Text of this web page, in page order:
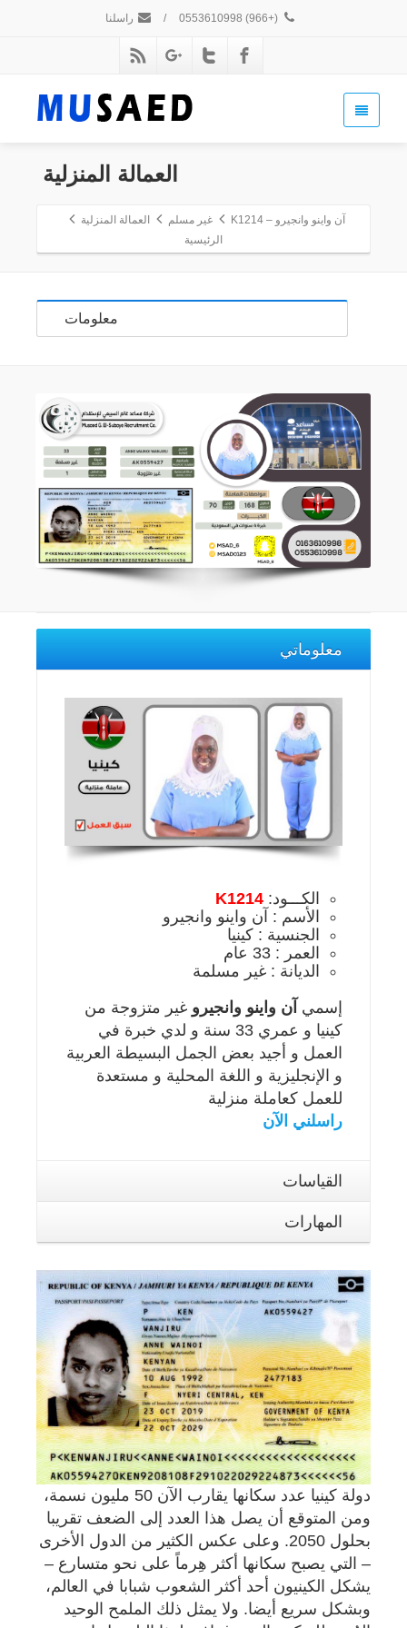
(+966) 0553610998
/ راسلنا
العمالة المنزلية
آن واينو وانجيرو – K1214 غير مسلم
العمالة المنزلية
الرئيسية
معلومات
معلوماتي
الكـــود: K1214
الأسم : آن واينو وانجيرو
الجنسية : كينيا
العمر : 33 عام
الديانة : غير مسلمة
إسمي آن واينو وانجيرو غير متزوجة من
كينيا و عمري 33 سنة و لدي خبرة في
العمل و أجيد بعض الجمل البسيطة العربية
و الإنجليزية و اللغة المحلية و مستعدة
للعمل كعاملة منزلية
راسلني الآن
القياسات
المهارات
دولة كينيا عدد سكانها يقارب الآن 50 مليون نسمة،
ومن المتوقع أن يصل هذا العدد إلى الضعف تقريبا
بحلول 2050. وعلى عكس الكثير من الدول الأخرى
– التي يصبح سكانها أكثر هِرماً على نحو متسارع –
يشكل الكينيون أحد أكثر الشعوب شبابا في العالم،
وبشكل سريع أيضا. ولا يمثل ذلك الملمح الوحيد